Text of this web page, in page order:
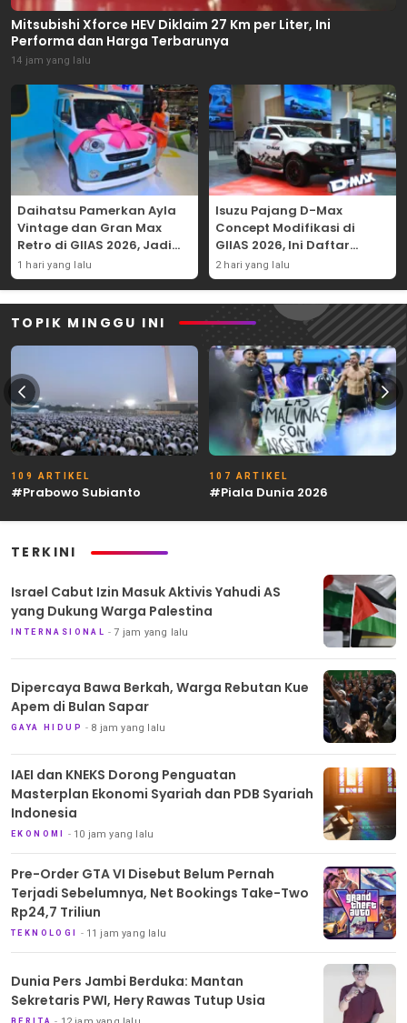
Mitsubishi Xforce HEV Diklaim 27 Km per Liter, Ini
Performa dan Harga Terbarunya
14 jam yang lalu
Daihatsu Pamerkan Ayla
Vintage dan Gran Max
Retro di GIIAS 2026, Jadi
Hadiah Undian
1 hari yang lalu
Isuzu Pajang D-Max
Concept Modifikasi di
GIIAS 2026, Ini Daftar
Ubahannya
2 hari yang lalu
TOPIK MINGGU INI
109 ARTIKEL
#Prabowo Subianto
107 ARTIKEL
#Piala Dunia 2026
TERKINI
Israel Cabut Izin Masuk Aktivis Yahudi AS
yang Dukung Warga Palestina
INTERNASIONAL 7 jam yang lalu
Dipercaya Bawa Berkah, Warga Rebutan Kue
Apem di Bulan Sapar
GAYA HIDUP 8 jam yang lalu
IAEI dan KNEKS Dorong Penguatan
Masterplan Ekonomi Syariah dan PDB Syariah
Indonesia
EKONOMI 10 jam yang lalu
Pre-Order GTA VI Disebut Belum Pernah
Terjadi Sebelumnya, Net Bookings Take-Two
Rp24,7 Triliun
TEKNOLOGI 11 jam yang lalu
Dunia Pers Jambi Berduka: Mantan
Sekretaris PWI, Hery Rawas Tutup Usia
BERITA